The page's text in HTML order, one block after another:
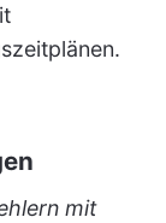
mit